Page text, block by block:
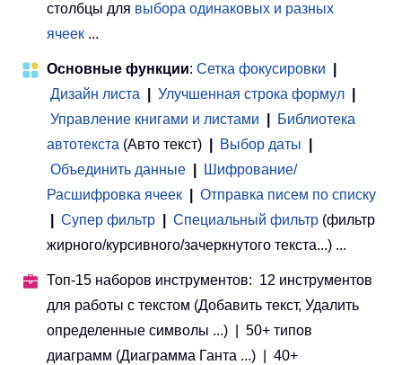
столбцы для выбора одинаковых и разных
ячеек ...
Основные функции: Сетка фокусировки
Дизайн листа
Улучшенная строка формул
Управление книгами и листами
Библиотека
автотекста (Авто текст) Выбор даты
Объединить данные
Шифрование/
Расшифровка ячеек
Отправка писем по списку
Супер фильтр Специальный фильтр (фильтр
жирного/курсивного/зачеркнутого текста...) ...
Топ-15 наборов инструментов: 12 инструментов
для работы с текстом (Добавить текст, Удалить
определенные символы ...) | 50+ типов
диаграмм (Диаграмма Ганта ...) | 40+